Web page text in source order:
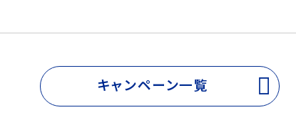
キャンペーン一覧